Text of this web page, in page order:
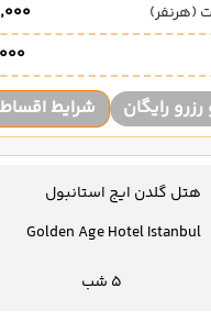
(هرنفر)
رایگان شرایط
هتل گلدن ایج استانبول
Golden Age Hotel Istanbul
5 شب